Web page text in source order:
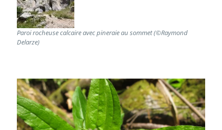
Paroi rocheuse calcaire avec pineraie au sommet (©Raymond
Delarze)